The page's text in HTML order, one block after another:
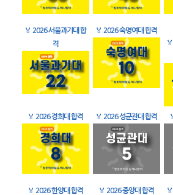
🏅 2026 서울과기대 합
격
🏅 2026 숙명여대 합격
🏅
🏅 2026 경희대 합격 🏅 2026 성균관대 합격
🏅 2026 한양대 합격 🏅 2026 중앙대 합격 🏅